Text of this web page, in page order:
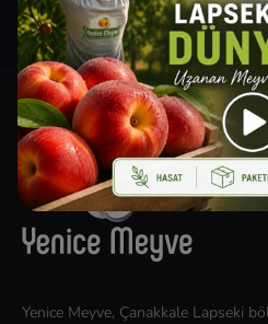
Yenice Meyve, Çanakkale Lapseki